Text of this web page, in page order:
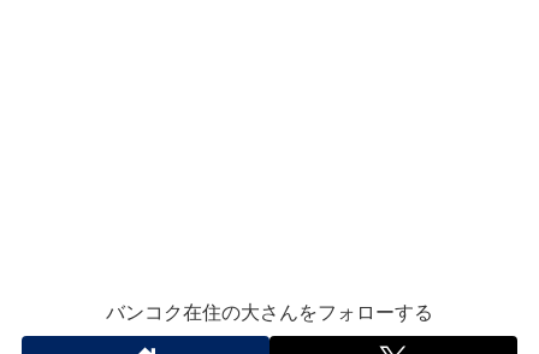
バンコク在住の大さんをフォローする